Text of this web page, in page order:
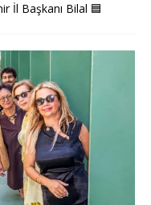
İl Başkanı Bilal 🟦